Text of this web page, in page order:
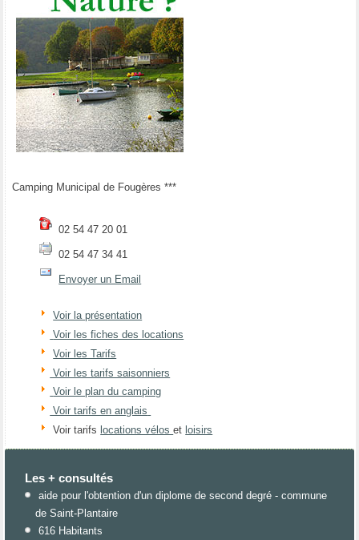
Camping Municipal de Fougères ***
02 54 47 20 01
02 54 47 34 41
Envoyer un Email
Voir la présentation
Voir les fiches des locations
Voir les Tarifs
Voir les tarifs saisonniers
Voir le plan du camping
Voir tarifs en anglais
Voir tarifslocations vélosetloisirs
Les + consultés
aide pour l'obtention d'un diplome de second degré - commune
de Saint-Plantaire
616 Habitants